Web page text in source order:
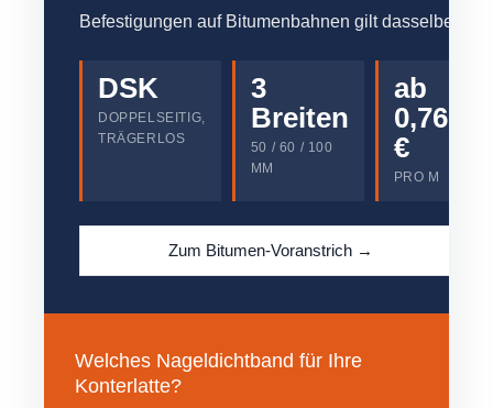
Befestigungen auf Bitumenbahnen gilt dasselbe.
DSK
DOPPELSEITIG,
TRÄGERLOS
3
Breiten
50 / 60 / 100
MM
ab
0,76
€
PRO M
Zum Bitumen-Voranstrich →
Welches Nageldichtband für Ihre
Konterlatte?